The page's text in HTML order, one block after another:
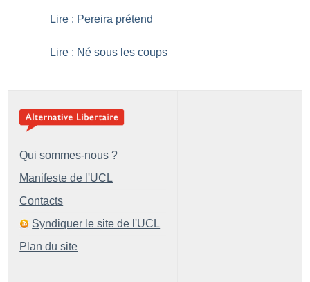
Lire : Pereira prétend
Lire : Né sous les coups
Qui sommes-nous ?
Manifeste de l'UCL
Contacts
Syndiquer le site de l'UCL
Plan du site